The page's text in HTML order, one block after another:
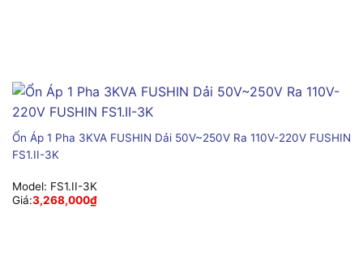
Ổn Áp 1 Pha 3KVA FUSHIN Dải 50V~250V Ra 110V-220V FUSHIN
FS1.II-3K
Model: FS1.II-3K
Giá:3,268,000₫